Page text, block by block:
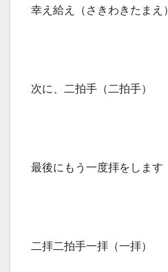
幸え給え（さきわきたまえ）
次に、二拍手（二拍手）
最後にもう一度拝をします
二拝二拍手一拝（一拝）